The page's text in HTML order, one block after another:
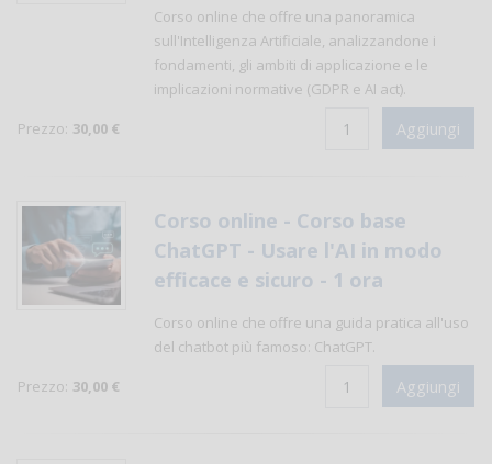
Corso online che offre una panoramica
sull'Intelligenza Artificiale, analizzandone i
fondamenti, gli ambiti di applicazione e le
implicazioni normative (GDPR e AI act).
Prezzo: 30,00 €
Corso online - Corso base
ChatGPT - Usare l'AI in modo
efficace e sicuro - 1 ora
Corso online che offre una guida pratica all'uso
del chatbot più famoso: ChatGPT.
Prezzo: 30,00 €